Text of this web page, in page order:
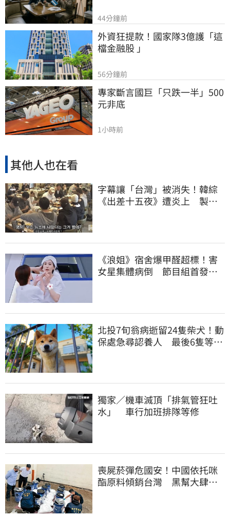
44分鐘前
外資狂提款！國家隊3億護「這
檔金融股 」
56分鐘前
專家斷言國巨「只跌一半」500
元非底
1小時前
其他人也在看
字幕讓「台灣」被消失！韓綜
《出差十五夜》遭炎上 製作
《浪姐》宿舍爆甲醛超標！害
女星集體病倒 節目組首發聲
北投7旬翁病逝留24隻柴犬！動
保處急尋認養人 最後6隻等新
獨家／機車滅頂「排氣管狂吐
水」 車行加班排隊等修
喪屍菸彈危國安！中國依托咪
酯原料傾銷台灣 黑幫大肆走